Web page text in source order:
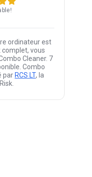
ordinateur est
vous
Cleaner. 7
Combo
par RCS LT, la